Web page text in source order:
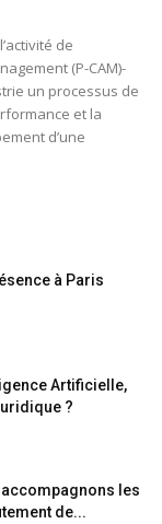
de
(P-CAM)-
un processus de
et la
d’une
à Paris
Artificielle,
?
les
de...